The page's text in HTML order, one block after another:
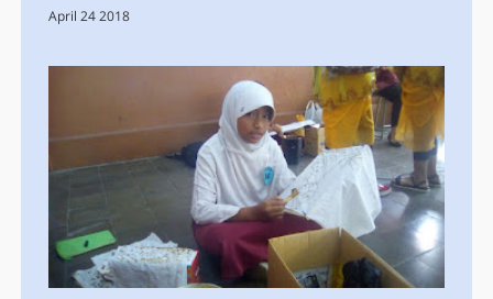
Temanggung Berlaga Di Tingkat Provinsi
April 24 2018